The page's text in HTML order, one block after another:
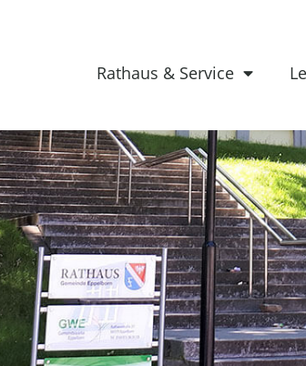
Rathaus & Service